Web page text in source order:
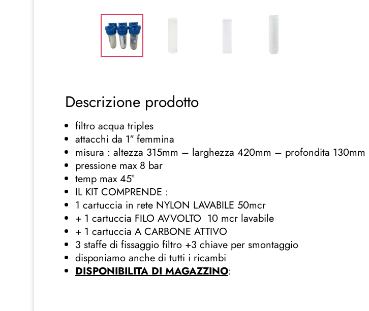
Descrizione prodotto
filtro acqua triples
attacchi da 1″ femmina
misura : altezza 315mm – larghezza 420mm – profondita 130mm
pressione max 8 bar
temp max 45°
IL KIT COMPRENDE :
1 cartuccia in rete NYLON LAVABILE 50mcr
+ 1 cartuccia FILO AVVOLTO 10 mcr lavabile
+ 1 cartuccia A CARBONE ATTIVO
3 staffe di fissaggio filtro +3 chiave per smontaggio
disponiamo anche di tutti i ricambi
DISPONIBILITA DI MAGAZZINO: